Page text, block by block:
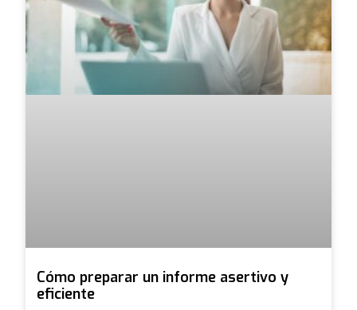
Cómo preparar un informe asertivo y
eficiente